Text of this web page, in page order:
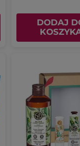
DODAJ